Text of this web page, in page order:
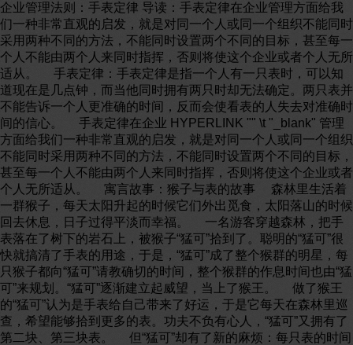
企业管理法则：手表定律 导读：手表定律在企业管理方面给我
们一种非常直观的启发，就是对同一个人或同一个组织不能同时
采用两种不同的方法，不能同时设置两个不同的目标，甚至每一
个人不能由两个人来同时指挥，否则将使这个企业或者个人无所
适从。 手表定律：手表定律是指一个人有一只表时，可以知
道现在是几点钟，而当他同时拥有两只时却无法确定。两只表并
不能告诉一个人更准确的时间，反而会使看表的人失去对准确时
间的信心。 手表定律在企业 HYPERLINK "" \t "_blank" 管理
方面给我们一种非常直观的启发，就是对同一个人或同一个组织
不能同时采用两种不同的方法，不能同时设置两个不同的目标，
甚至每一个人不能由两个人来同时指挥，否则将使这个企业或者
个人无所适从。 寓言故事：猴子与表的故事 森林里生活着
一群猴子，每天太阳升起的时候它们外出觅食，太阳落山的时候
回去休息，日子过得平淡而幸福。 一名游客穿越森林，把手
表落在了树下的岩石上，被猴子“猛可”拾到了。聪明的“猛可”很
快就搞清了手表的用途，于是，“猛可”成了整个猴群的明星，每
只猴子都向“猛可”请教确切的时间，整个猴群的作息时间也由“猛
可”来规划。“猛可”逐渐建立起威望，当上了猴王。 做了猴王
的“猛可”认为是手表给自己带来了好运，于是它每天在森林里巡
查，希望能够拾到更多的表。功夫不负有心人，“猛可”又拥有了
第二块、第三块表。 但“猛可”却有了新的麻烦：每只表的时间